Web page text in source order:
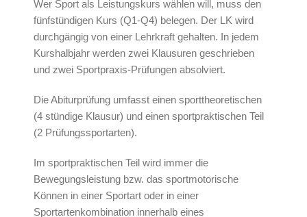
Wer Sport als Leistungskurs wählen will, muss den
fünfstündigen Kurs (Q1-Q4) belegen. Der LK wird
durchgängig von einer Lehrkraft gehalten. In jedem
Kurshalbjahr werden zwei Klausuren geschrieben
und zwei Sportpraxis-Prüfungen absolviert.
Die Abiturprüfung umfasst einen sporttheoretischen
(4 stündige Klausur) und einen sportpraktischen Teil
(2 Prüfungssportarten).
Im sportpraktischen Teil wird immer die
Bewegungsleistung bzw. das sportmotorische
Können in einer Sportart oder in einer
Sportartenkombination innerhalb eines